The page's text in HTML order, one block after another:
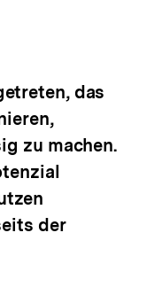
das
zu machen.
der